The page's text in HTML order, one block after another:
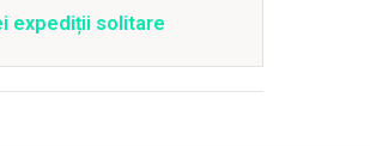
expediții solitare